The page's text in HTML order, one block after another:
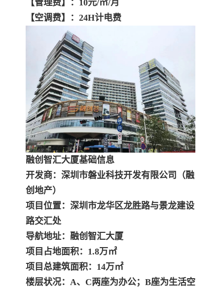
【管理费】：10元/㎡/月
【空调费】：24H计电费
融创智汇大厦基础信息
开发商：深圳市磐业科技开发有限公司（融
创地产）
项目位置：深圳市龙华区龙胜路与景龙建设
路交汇处
导航地址：融创智汇大厦
项目占地面积：1.8万㎡
项目总建筑面积：14万㎡
楼层状况：A、C两座为办公；B座为生活空